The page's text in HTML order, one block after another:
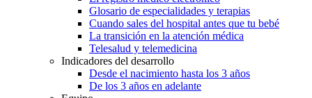
Glosario de especialidades y terapias
Cuando sales del hospital antes que tu bebé
La transición en la atención médica
Telesalud y telemedicina
Indicadores del desarrollo
Desde el nacimiento hasta los 3 años
De los 3 años en adelante